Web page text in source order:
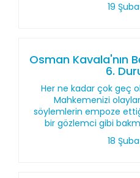
19
Osman Kavala'nın
6.
Her ne kadar çok geç
Mahkemenizi
söylemlerin empoze
bir gözlemci gibi
18